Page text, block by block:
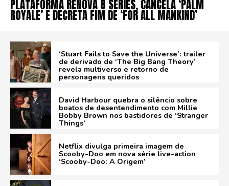
PLATAFORMA RENOVA 8 SÉRIES, CANCELA ‘PALM
ROYALE’ E DECRETA FIM DE ‘FOR ALL MANKIND’
‘Stuart Fails to Save the Universe’: trailer
de derivado de ‘The Big Bang Theory’
revela multiverso e retorno de
personagens queridos
David Harbour quebra o silêncio sobre
boatos de desentendimento com Millie
Bobby Brown nos bastidores de ‘Stranger
Things’
Netflix divulga primeira imagem de
Scooby-Doo em nova série live-action
‘Scooby-Doo: A Origem’